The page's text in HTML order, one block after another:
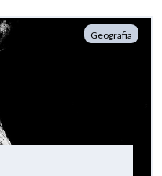
Geografia